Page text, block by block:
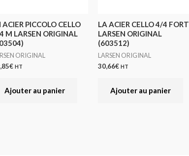
ACIER PICCOLO CELLO
M LARSEN ORIGINAL
ORIGINAL
€ HT
Ajouter au panier
LA ACIER CELLO 4/4 FORT
LARSEN ORIGINAL
(603512)
LARSEN ORIGINAL
30,66€ HT
Ajouter au panier